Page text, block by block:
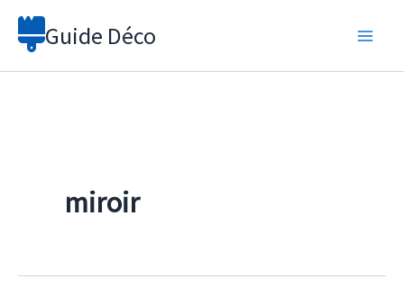
Aller
Guide Déco
miroir